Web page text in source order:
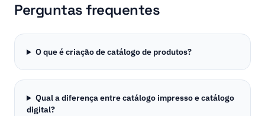
Perguntas frequentes
O que é criação de catálogo de produtos?
Qual a diferença entre catálogo impresso e catálogo
digital?